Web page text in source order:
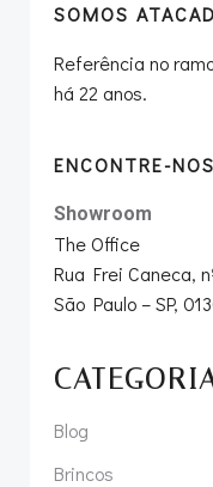
SOMOS
Referência no
há 22 anos.
ENCONTRE-NOS
Showroom
The Office
Rua Frei Caneca,
São Paulo – SP,
Blog
Brincos